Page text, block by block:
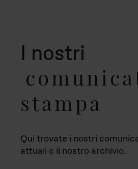
I nostri
stampa
Qui trovate i nostri
attuali e il nostro archivio.